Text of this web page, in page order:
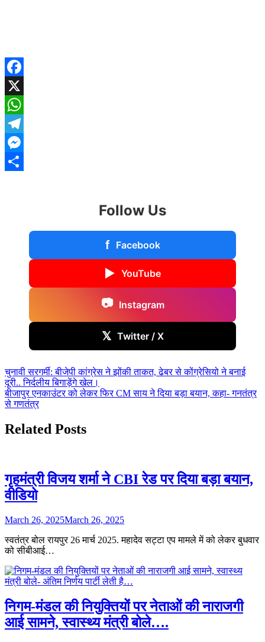
Facebook
X
WhatsApp
Telegram
Messenger
Follow Us
f Facebook
▶ YouTube
📷 Instagram
𝕏 Twitter / X
Post
navigation
चुनावी सरगर्मी: बीजेपी कांग्रेस ने झोंकी ताकत, ढेबर से कोंग्रेसियो ने बनाई
दूरी.. निर्दलीय बिगाड़ेंगे खेल।
बीजापुर एनकाउंटर को लेकर फिर CM साय ने दिया बड़ा बयान, कहा- गनतंत्र
से गणतंत्र
Related Posts
गृहमंत्री विजय शर्मा ने CBI रेड पर दिया बड़ा बयान,
वीडियो
March 26, 2025March 26, 2025
स्वतंत्र बोल रायपुर 26 मार्च 2025. महादेव सट्टा एप मामले में को लेकर बुधवार
को सीबीआई…
निगम-मंडल की नियुक्तियों पर नेताओं की नाराजगी
आई सामने, स्वास्थ्य मंत्री बोले….